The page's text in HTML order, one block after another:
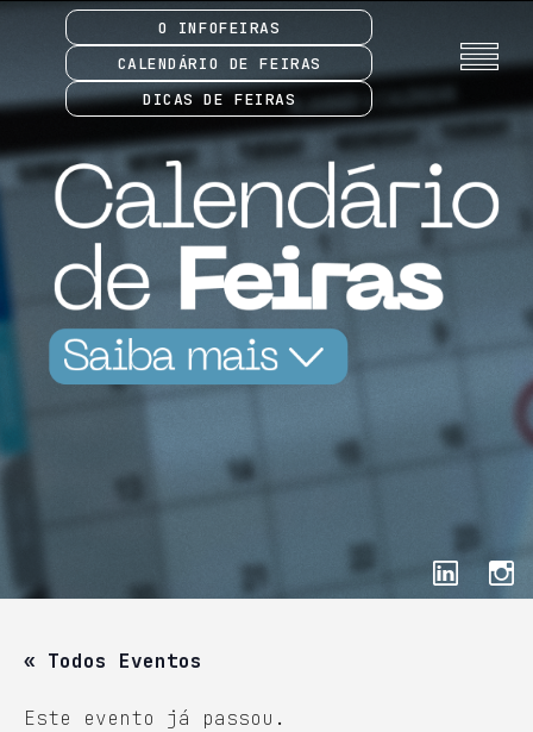
O INFOFEIRAS
CALENDÁRIO DE FEIRAS
DICAS DE FEIRAS
« Todos Eventos
Este evento já passou.